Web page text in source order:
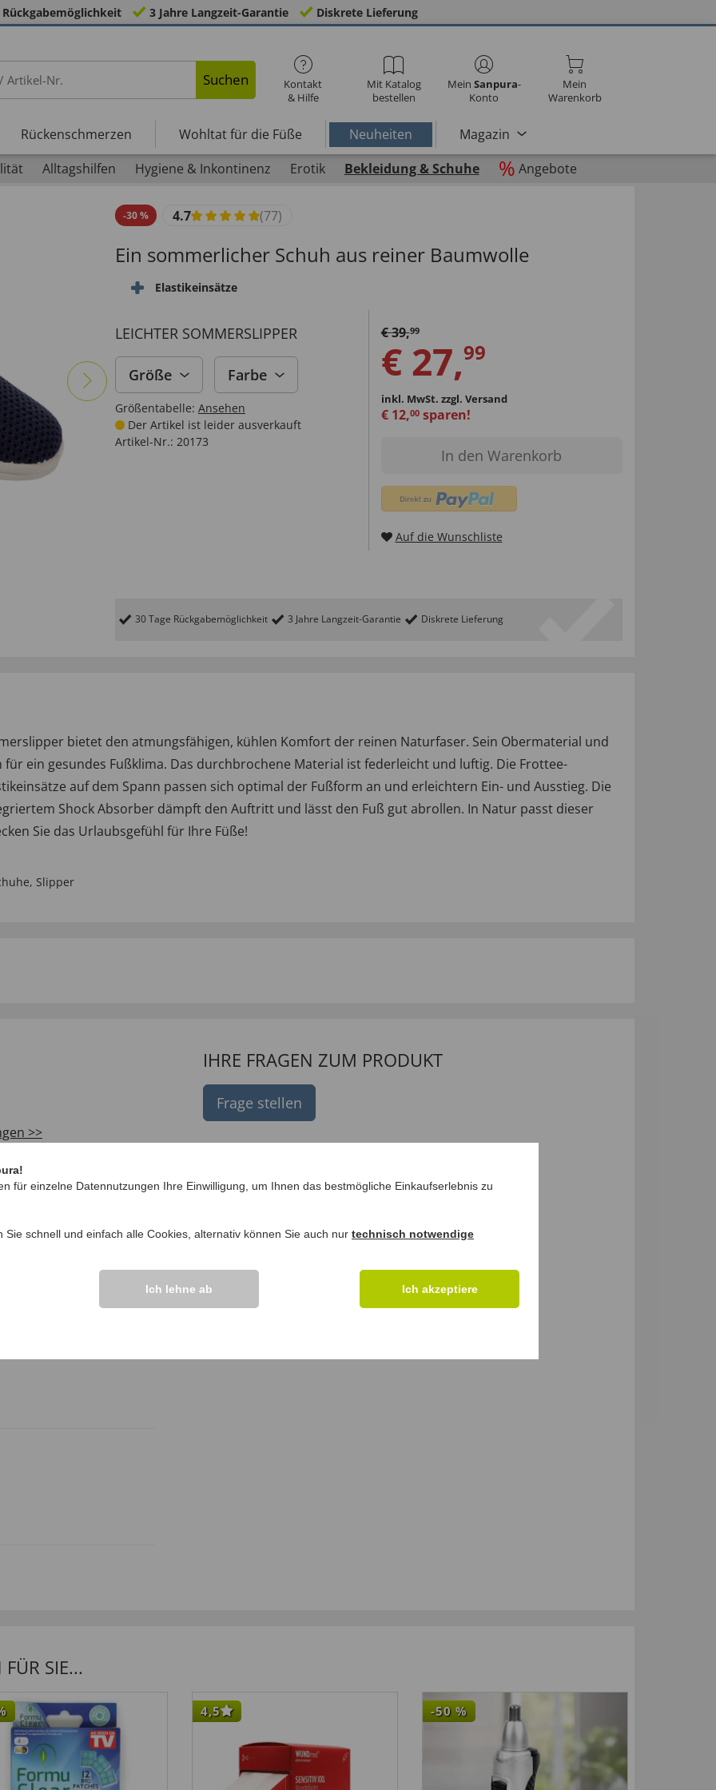
Rückgabemöglichkeit 3 Jahre Langzeit-Garantie Diskrete Lieferung
Suchen
Kontakt
& Hilfe
Mit Katalog
bestellen
Mein Sanpura-
Konto
Mein
Warenkorb
Rückenschmerzen Wohltat für die Füße Neuheiten
Magazin
Alltagshilfen Hygiene & Inkontinenz Erotik Bekleidung & Schuhe % Angebote
-30% 4.7 (77)
Ein sommerlicher Schuh aus reiner Baumwolle
Elastikeinsätze
LEICHTER SOMMERSLIPPER
Größe Farbe
Größentabelle: Ansehen
Der Artikel ist leider ausverkauft
Artikel-Nr.: 20173
€39,99
€ 27,99
inkl. MwSt. zzgl. Versand
€ 12,00sparen!
In den Warenkorb
Auf die Wunschliste
30 Tage Rückgabemöglichkeit 3 Jahre Langzeit-Garantie Diskrete Lieferung
bietet den atmungsfähigen, kühlen Komfort der reinen Naturfaser. Sein Obermaterial und
für ein gesundes Fußklima. Das durchbrochene Material ist federleicht und luftig. Die Frottee-
auf dem Spann passen sich optimal der Fußform an und erleichtern Ein- und Ausstieg. Die
Shock Absorber dämpft den Auftritt und lässt den Fuß gut abrollen. In Natur passt dieser
Sie das Urlaubsgefühl für Ihre Füße!
, Slipper
>>
IHRE FRAGEN ZUM PRODUKT
Frage stellen
SIE...
4,5 -50 %
für einzelne Datennutzungen Ihre Einwilligung, um Ihnen das bestmögliche Einkaufserlebnis zu
Sie schnell und einfach alle Cookies, alternativ können Sie auch nur technisch notwendige
Ich lehne ab Ich akzeptiere